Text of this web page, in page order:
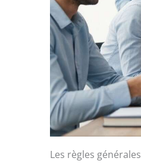
Les règles générales